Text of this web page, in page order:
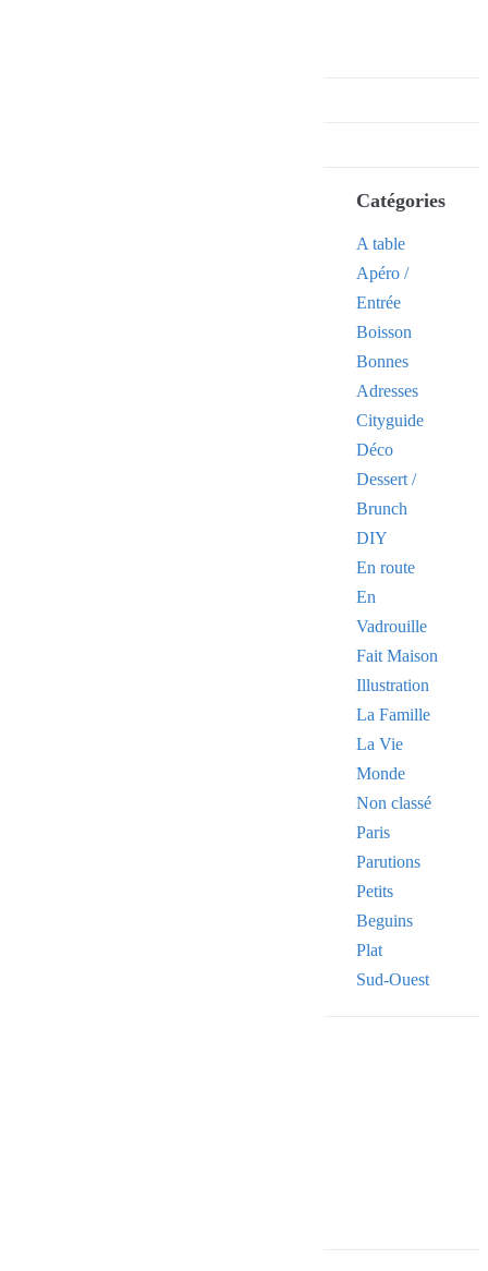
Catégories
A table
Apéro /
Entrée
Boisson
Bonnes
Adresses
Cityguide
Déco
Dessert /
Brunch
DIY
En route
En
Vadrouille
Fait Maison
Illustration
La Famille
La Vie
Monde
Non classé
Paris
Parutions
Petits
Beguins
Plat
Sud-Ouest